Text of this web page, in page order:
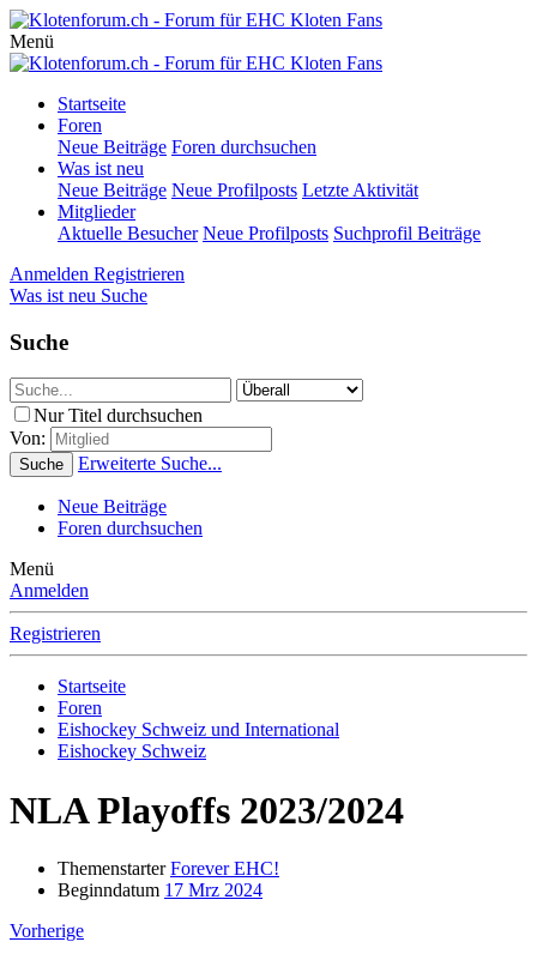
Menü
Startseite
Foren
Neue Beiträge Foren durchsuchen
Was ist neu
Neue Beiträge Neue Profilposts Letzte Aktivität
Mitglieder
Aktuelle Besucher Neue Profilposts Suchprofil Beiträge
Anmelden Registrieren
Was ist neu Suche
Suche
Nur Titel durchsuchen
Von:
Suche Erweiterte Suche...
Neue Beiträge
Foren durchsuchen
Menü
Anmelden
Registrieren
Startseite
Foren
Eishockey Schweiz und International
Eishockey Schweiz
NLA Playoffs 2023/2024
Themenstarter Forever EHC!
Beginndatum 17 Mrz 2024
Vorherige